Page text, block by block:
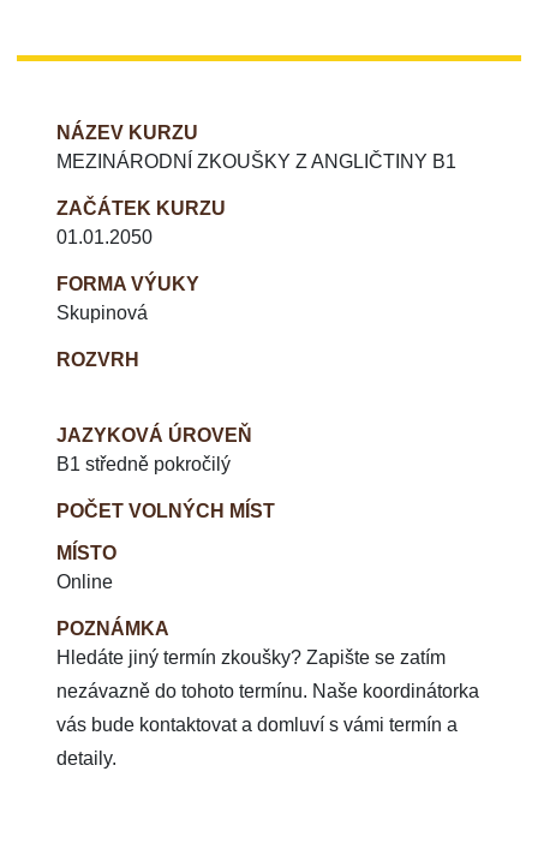
NÁZEV KURZU
MEZINÁRODNÍ ZKOUŠKY Z ANGLIČTINY B1
ZAČÁTEK KURZU
01.01.2050
FORMA VÝUKY
Skupinová
ROZVRH
JAZYKOVÁ ÚROVEŇ
B1 středně pokročilý
POČET VOLNÝCH MÍST
MÍSTO
Online
POZNÁMKA
Hledáte jiný termín zkoušky? Zapište se zatím
nezávazně do tohoto termínu. Naše koordinátorka
vás bude kontaktovat a domluví s vámi termín a
detaily.